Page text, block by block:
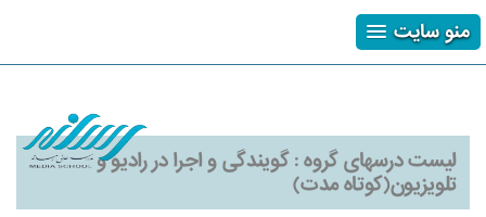
منو سایت
لیست درسهای گروه :گویندگی و اجرا در رادیو و
تلویزیون(کوتاه مدت)